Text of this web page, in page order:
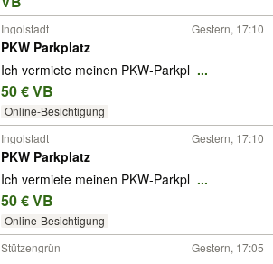
Ingolstadt Gestern, 17:10
PKW Parkplatz
Ich vermiete meinen PKW-Parkpl ...
50 € VB
Online-Besichtigung
Ingolstadt
Gestern, 17:10
PKW Parkplatz
Ich vermiete meinen PKW-Parkpl ...
50 € VB
Online-Besichtigung
Stützengrün
Gestern, 17:05